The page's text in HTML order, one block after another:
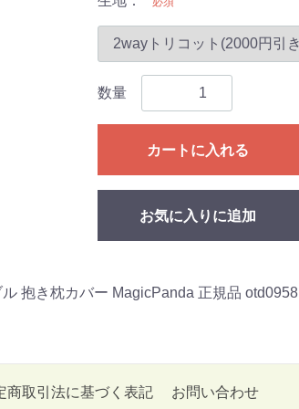
数量
カートに入れる
お気に入りに追加
抱き枕カバー MagicPanda 正規品 otd0958
商取引法に基づく表記 お問い合わせ